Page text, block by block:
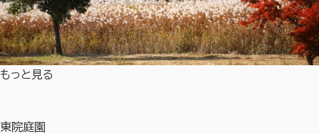
もっと見る
東院庭園